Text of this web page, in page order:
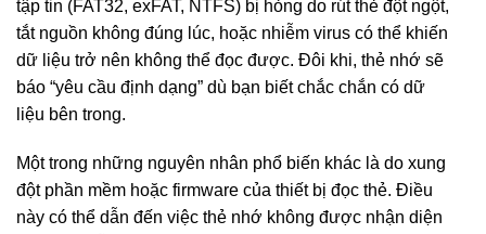
tập tin (FAT32, exFAT, NTFS) bị hỏng do rút thẻ đột ngột,
tắt nguồn không đúng lúc, hoặc nhiễm virus có thể khiến
dữ liệu trở nên không thể đọc được. Đôi khi, thẻ nhớ sẽ
báo “yêu cầu định dạng” dù bạn biết chắc chắn có dữ
liệu bên trong.
Một trong những nguyên nhân phổ biến khác là do xung
đột phần mềm hoặc firmware của thiết bị đọc thẻ. Điều
này có thể dẫn đến việc thẻ nhớ không được nhận diện